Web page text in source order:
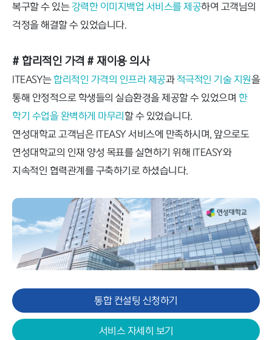
복구할 수 있는강력한 이미지백업 서비스를 제공하여 고객님의
걱정을 해결할 수 있었습니다.
# 합리적인 가격 # 재이용 의사
ITEASY는합리적인 가격의 인프라 제공과적극적인 기술 지원을
통해 안정적으로 학생들의 실습환경을 제공할 수 있었으며 한
학기 수업을 완벽하게 마무리 할 수 있었습니다.
연성대학교 고객님은 ITEASY 서비스에 만족하시며, 앞으로도
연성대학교의 인재 양성 목표를 실현하기 위해 ITEASY와
지속적인 협력관계를 구축하기로 하셨습니다.
통합 컨설팅 신청하기
서비스 자세히 보기